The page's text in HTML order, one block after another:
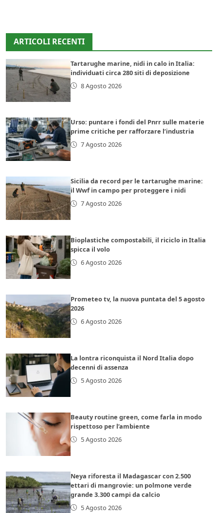
ARTICOLI RECENTI
Tartarughe marine, nidi in calo in Italia:
individuati circa 280 siti di deposizione
8 Agosto 2026
Urso: puntare i fondi del Pnrr sulle materie
prime critiche per rafforzare l’industria
7 Agosto 2026
Sicilia da record per le tartarughe marine:
il Wwf in campo per proteggere i nidi
7 Agosto 2026
Bioplastiche compostabili, il riciclo in Italia
spicca il volo
6 Agosto 2026
Prometeo tv, la nuova puntata del 5 agosto
2026
6 Agosto 2026
La lontra riconquista il Nord Italia dopo
decenni di assenza
5 Agosto 2026
Beauty routine green, come farla in modo
rispettoso per l’ambiente
5 Agosto 2026
Neya riforesta il Madagascar con 2.500
ettari di mangrovie: un polmone verde
grande 3.300 campi da calcio
5 Agosto 2026